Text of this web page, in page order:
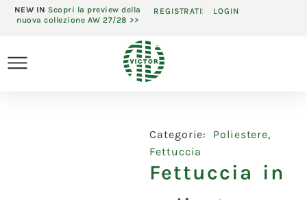
NEW IN Scopri la preview della
nuova collezione AW 27/28 >>
REGISTRATI LOGIN
Categorie: Poliestere,
Fettuccia
Fettuccia in